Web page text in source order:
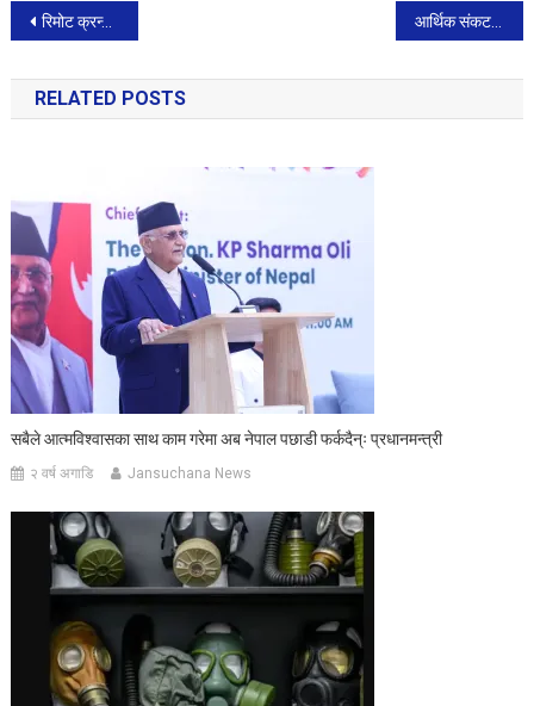
Post
navigation
रिमोट क्रन्टोलवाट बम बिष्फोट गराउँदा पाकिस्तानमा चारको मृत्यु आर्थिक संकट बढदै गएपछि राष्ट्र बैंकका गर्भनरकाे आज पत्रकार सम्मेलन
RELATED POSTS
सबैले आत्मविश्वासका साथ काम गरेमा अब नेपाल पछाडी फर्कदैन्ः प्रधानमन्त्री
२ वर्ष अगाडि Jansuchana News